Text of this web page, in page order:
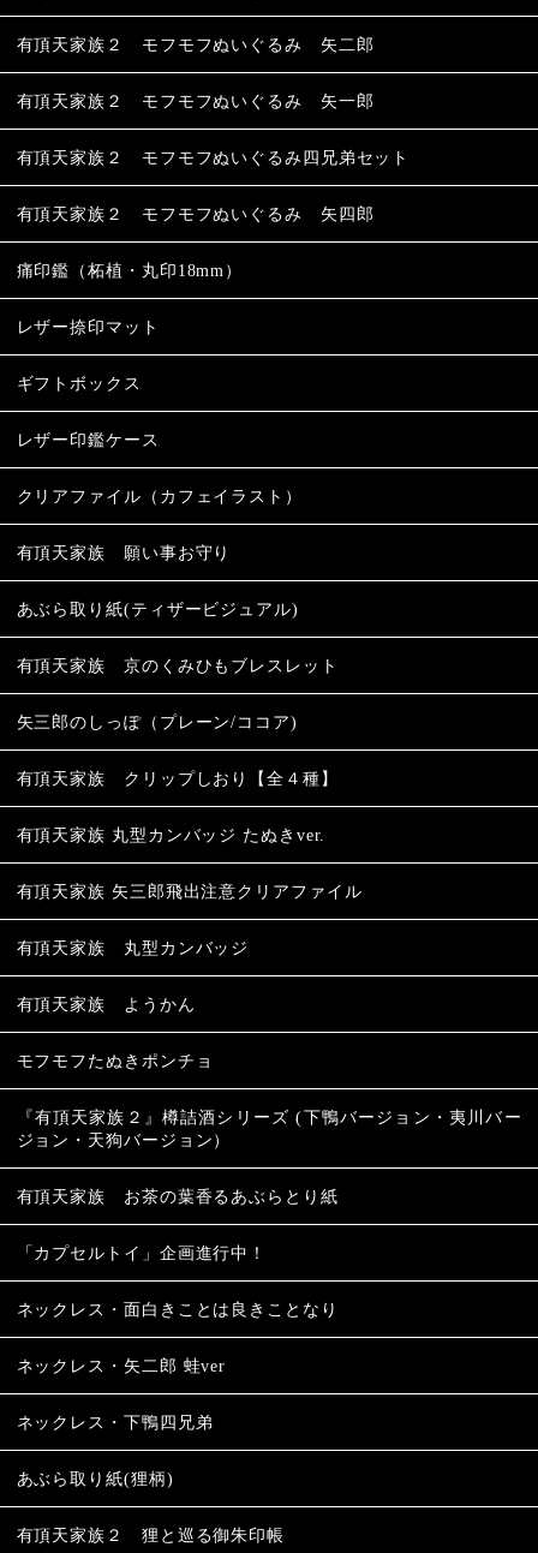
有頂天家族２ モフモフぬいぐるみ 矢二郎
有頂天家族２ モフモフぬいぐるみ 矢一郎
有頂天家族２ モフモフぬいぐるみ四兄弟セット
有頂天家族２ モフモフぬいぐるみ 矢四郎
痛印鑑（柘植・丸印18mm）
レザー捺印マット
ギフトボックス
レザー印鑑ケース
クリアファイル（カフェイラスト）
有頂天家族 願い事お守り
あぶら取り紙(ティザービジュアル)
有頂天家族 京のくみひもブレスレット
矢三郎のしっぽ（プレーン/ココア)
有頂天家族 クリップしおり【全４種】
有頂天家族 丸型カンバッジ たぬきver.
有頂天家族 矢三郎飛出注意クリアファイル
有頂天家族 丸型カンバッジ
有頂天家族 ようかん
モフモフたぬきポンチョ
『有頂天家族２』樽詰酒シリーズ (下鴨バージョン・夷川バー
ジョン・天狗バージョン）
有頂天家族 お茶の葉香るあぶらとり紙
「カプセルトイ」企画進行中！
ネックレス・面白きことは良きことなり
ネックレス・矢二郎 蛙ver
ネックレス・下鴨四兄弟
あぶら取り紙(狸柄)
有頂天家族２ 狸と巡る御朱印帳